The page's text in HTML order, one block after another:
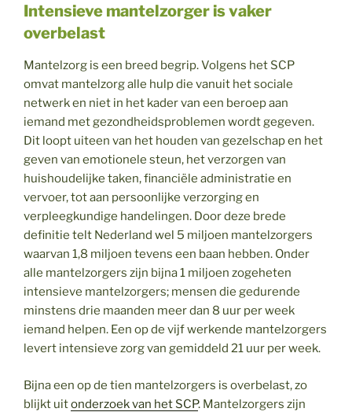
Intensieve mantelzorger is vaker
overbelast
Mantelzorg is een breed begrip. Volgens het SCP
omvat mantelzorg alle hulp die vanuit het sociale
netwerk en niet in het kader van een beroep aan
iemand met gezondheidsproblemen wordt gegeven.
Dit loopt uiteen van het houden van gezelschap en het
geven van emotionele steun, het verzorgen van
huishoudelijke taken, financiële administratie en
vervoer, tot aan persoonlijke verzorging en
verpleegkundige handelingen. Door deze brede
definitie telt Nederland wel 5 miljoen mantelzorgers
waarvan 1,8 miljoen tevens een baan hebben. Onder
alle mantelzorgers zijn bijna 1 miljoen zogeheten
intensieve mantelzorgers; mensen die gedurende
minstens drie maanden meer dan 8 uur per week
iemand helpen. Een op de vijf werkende mantelzorgers
levert intensieve zorg van gemiddeld 21 uur per week.
Bijna een op de tien mantelzorgers is overbelast, zo
blijkt uitonderzoek van het SCP. Mantelzorgers zijn